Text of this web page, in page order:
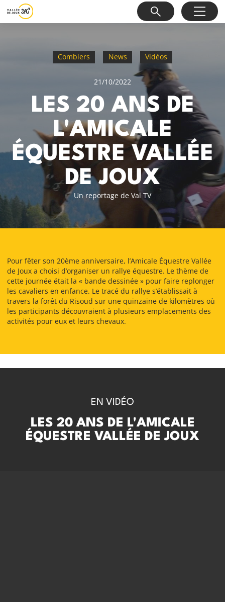
Combiers News Vidéos
21/10/2022
LES 20 ANS DE
L'AMICALE
ÉQUESTRE VALLÉE
DE JOUX
Un reportage de Val TV
Pour fêter son 20ème anniversaire, l’Amicale Équestre Vallée
de Joux a choisi d’organiser un rallye équestre. Le thème de
cette journée était la « bande dessinée » pour faire replonger
les cavaliers en enfance. Le tracé du rallye s’établissait à
travers la forêt du Risoud sur une quinzaine de kilomètres où
les participants découvraient à plusieurs emplacements des
activités pour eux et leurs chevaux.
EN VIDÉO
LES 20 ANS DE L'AMICALE
ÉQUESTRE VALLÉE DE JOUX